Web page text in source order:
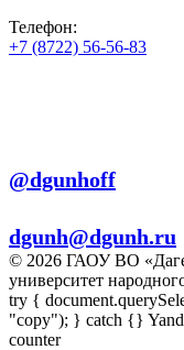
Телефон:
+7 (8722) 56-56-83
@dgunhoff
dgunh@dgunh.ru
© 2026 ГАОУ ВО
университет
try {
"copy"); } catch {}
counter